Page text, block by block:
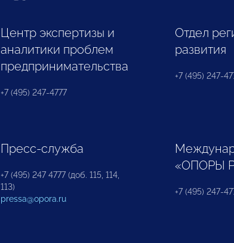
Центр экспертизы и
аналитики проблем
предпринимательства
+7 (495) 247-4777
Отдел
развития
+7 (495) 247-
Пресс-служба
+7 (495) 247 4777 (доб. 115, 114,
113)
pressa@opora.ru
«ОПОРЫ
+7 (495) 247-